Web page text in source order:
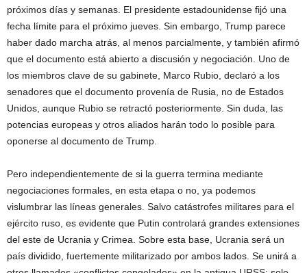
próximos días y semanas. El presidente estadounidense fijó una
fecha límite para el próximo jueves. Sin embargo, Trump parece
haber dado marcha atrás, al menos parcialmente, y también afirmó
que el documento está abierto a discusión y negociación. Uno de
los miembros clave de su gabinete, Marco Rubio, declaró a los
senadores que el documento provenía de Rusia, no de Estados
Unidos, aunque Rubio se retractó posteriormente. Sin duda, las
potencias europeas y otros aliados harán todo lo posible para
oponerse al documento de Trump.
Pero independientemente de si la guerra termina mediante
negociaciones formales, en esta etapa o no, ya podemos
vislumbrar las líneas generales. Salvo catástrofes militares para el
ejército ruso, es evidente que Putin controlará grandes extensiones
del este de Ucrania y Crimea. Sobre esta base, Ucrania será un
país dividido, fuertemente militarizado por ambos lados. Se unirá a